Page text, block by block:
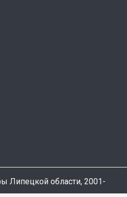
Липецкой области, 2001-